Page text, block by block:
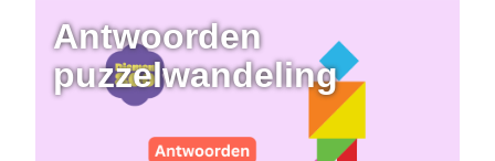
Antwoorden
puzzelwandeling